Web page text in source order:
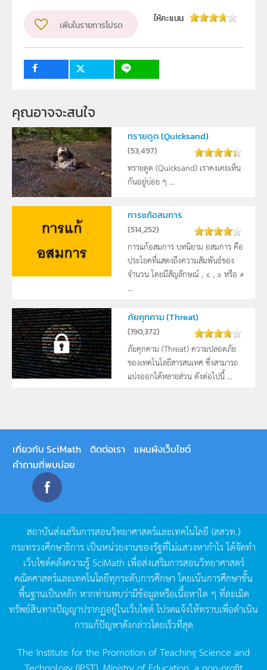
วิชา
กลุ่มเป้าหมาย
ครู, นักเรียน
เพิ่มในรายการโปรด
ให้คะแนน
คุณอาจจะสนใจ
ทรายดูด (Quicksand)
(53,497)
ทรายดูด (Quicksand) เราคงเคยเห็น
กันอยู่บ่อย ๆ ...
การแก้อสมการ
(514,252)
การแก้อสมการ บทนิยาม อสมการ คือ
ประโยคที่แสดงถึงความสัมพันธ์ของ
จำนวน โดยมีสัญลักษณ์ , ≤ , ≥ หรือ ≠
...
ภัยคุกคาม (Threat)
(190,372)
ภัยคุกคาม (Threat) ความปลอดภัย
ของเทคโนโลยีสารสนเทศ ซึ่งสามารถ
แบ่งออกได้หลายส่วน ดังต่อไปนี้ ...
เกี่ยวกับ SciMath ติดต่อเรา
แผนผังเว็บไซต์
คำถามที่พบบ่อย
สถาบันส่งเสริมการสอนวิทยาศาสตร์และเทคโนโลยี (สสวท.)
กระทรวงศึกษาธิการ เป็นหน่วยงานของรัฐที่ไม่แสวงหากำไรได้จัดทำ
เว็บไซต์คลังความรู้SciMath เพื่อส่งเสริมการสอนวิทยาศาสตร์
คณิตศาสตร์และเทคโนโลยีทุกระดับการศึกษา โดยเน้นการศึกษาขั้น
พื้นฐานเป็นหลัก หากท่านพบว่ามีข้อมูลหรือเนื้อหาใด ๆ ที่ละเมิด
ทรัพย์สินทางปัญญาปรากฏอยู่ในเว็บไซต์โปรดแจ้งให้ทราบเพื่อดำเนิน
การแก้ปัญหาดังกล่าวโดยเร็วที่สุด
The Institute for the Promotion of Teaching Science and